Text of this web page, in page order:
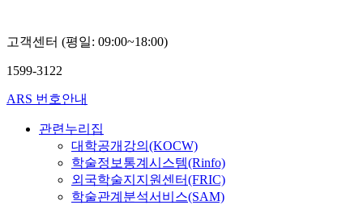
고객센터 (평일: 09:00~18:00)
1599-3122
ARS 번호안내
관련누리집
대학공개강의(KOCW)
학술정보통계시스템(Rinfo)
외국학술지지원센터(FRIC)
학술관계분석서비스(SAM)